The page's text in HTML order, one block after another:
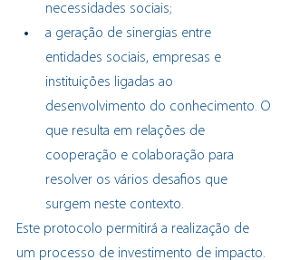
necessidades sociais;
a geração de sinergias entre
entidades sociais, empresas e
instituições ligadas ao
desenvolvimento do conhecimento. O
que resulta em relações de
cooperação e colaboração para
resolver os vários desafios que
surgem neste contexto.
Este protocolo permitirá a realização de
um processo de investimento de impacto.